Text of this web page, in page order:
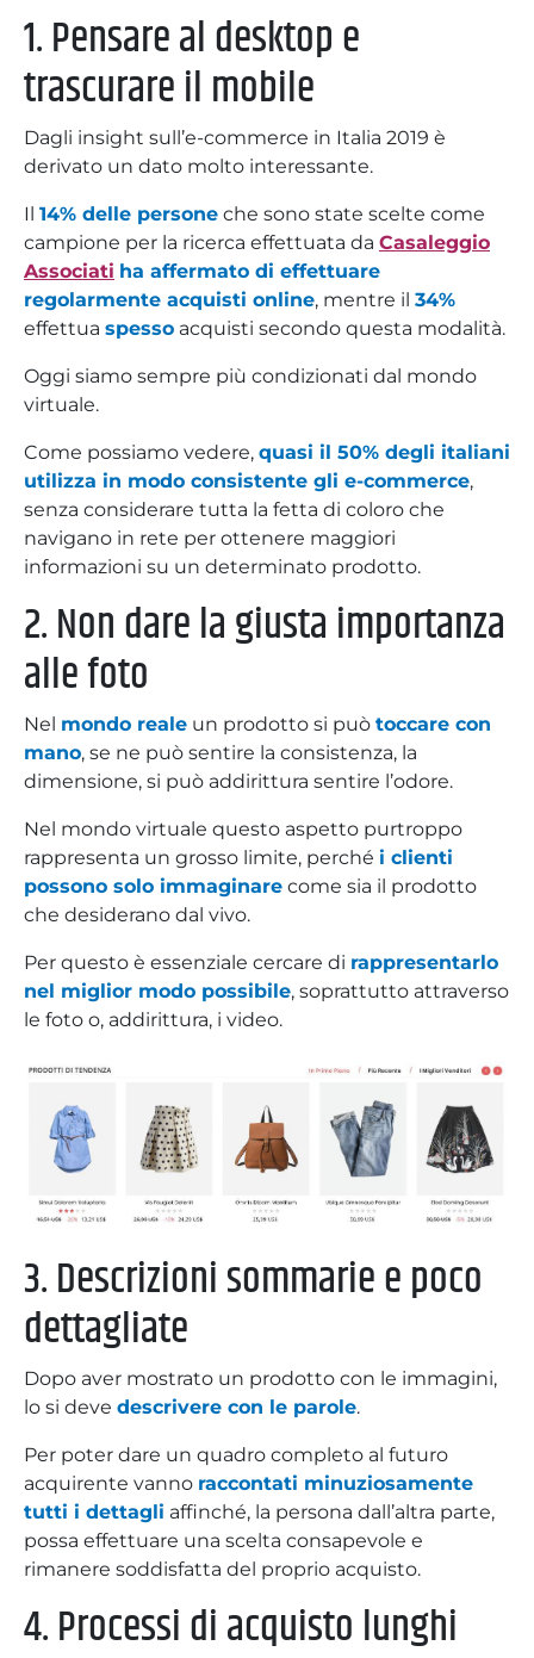
1. Pensare al desktop e
trascurare il mobile
Dagli insight sull’e-commerce in Italia 2019 è
derivato un dato molto interessante.
Il 14% delle persone che sono state scelte come
campione per la ricerca effettuata da Casaleggio
Associati ha affermato di effettuare
regolarmente acquisti online, mentre il 34%
effettua spesso acquisti secondo questa modalità.
Oggi siamo sempre più condizionati dal mondo
virtuale.
Come possiamo vedere, quasi il 50% degli italiani
utilizza in modo consistente gli e-commerce,
senza considerare tutta la fetta di coloro che
navigano in rete per ottenere maggiori
informazioni su un determinato prodotto.
2. Non dare la giusta importanza
alle foto
Nel mondo reale un prodotto si può toccare con
mano, se ne può sentire la consistenza, la
dimensione, si può addirittura sentire l’odore.
Nel mondo virtuale questo aspetto purtroppo
rappresenta un grosso limite, perché i clienti
possono solo immaginare come sia il prodotto
che desiderano dal vivo.
Per questo è essenziale cercare di rappresentarlo
nel miglior modo possibile, soprattutto attraverso
le foto o, addirittura, i video.
3. Descrizioni sommarie e poco
dettagliate
Dopo aver mostrato un prodotto con le immagini,
lo si deve descrivere con le parole.
Per poter dare un quadro completo al futuro
acquirente vanno raccontati minuziosamente
tutti i dettagli affinché, la persona dall’altra parte,
possa effettuare una scelta consapevole e
rimanere soddisfatta del proprio acquisto.
4. Processi di acquisto lunghi